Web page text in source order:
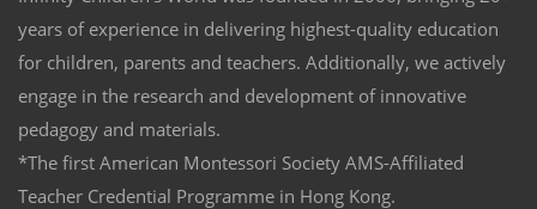
years of experience in delivering highest-quality education
for children, parents and teachers. Additionally, we actively
engage in the research and development of innovative
pedagogy and materials.
*The first American Montessori Society AMS-Affiliated
Teacher Credential Programme in Hong Kong.